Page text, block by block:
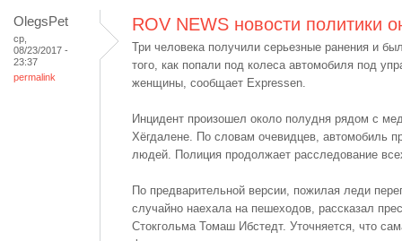
OlegsPet
ср,
08/23/2017 -
23:37
permalink
ROV NEWS новости политики
Три человека получили серьезные ранения и
того, как попали под колеса автомобиля под
женщины, сообщает Expressen.
Инцидент произошел около полудня рядом с
Хёгдалене. По словам очевидцев, автомобиль
людей. Полиция продолжает расследование
По предварительной версии, пожилая леди
случайно наехала на пешеходов, рассказал
Стокгольма Томаш Ибстедт. Уточняется, что